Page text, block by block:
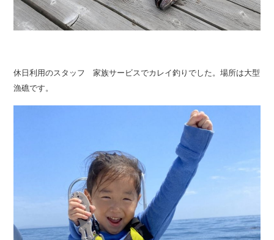
休日利用のスタッフ 家族サービスでカレイ釣りでした。場所は大型
漁礁です。